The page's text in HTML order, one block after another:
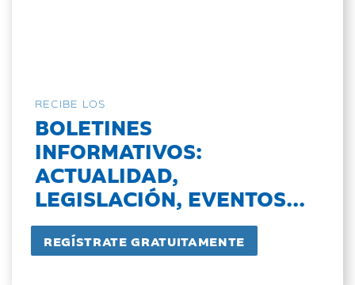
RECIBE LOS
BOLETINES
INFORMATIVOS:
ACTUALIDAD,
LEGISLACIÓN, EVENTOS...